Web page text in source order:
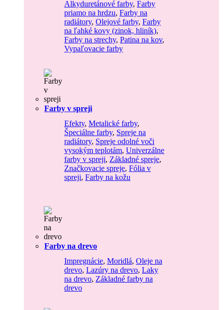
Alkyduretánové farby, Farby
priamo na hrdzu, Farby na
radiátory, Olejové farby, Farby
na ľahké kovy (zinok, hliník),
Farby na strechy, Patina na kov,
Vypaľovacie farby
Farby v spreji
Efekty, Metalické farby,
Špeciálne farby, Spreje na
radiátory, Spreje odolné voči
vysokým teplotám, Univerzálne
farby v spreji, Základné spreje,
Značkovacie spreje, Fólia v
spreji, Farby na kožu
Farby na drevo
Impregnácie, Moridlá, Oleje na
drevo, Lazúry na drevo, Laky
na drevo, Základné farby na
drevo